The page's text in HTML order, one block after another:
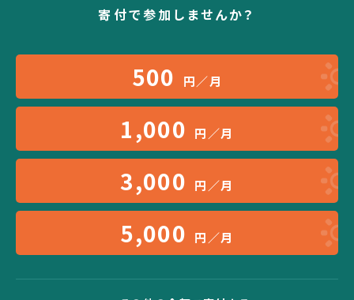
寄付で参加しませんか？
500 円／月
1,000 円／月
3,000 円／月
5,000 円／月